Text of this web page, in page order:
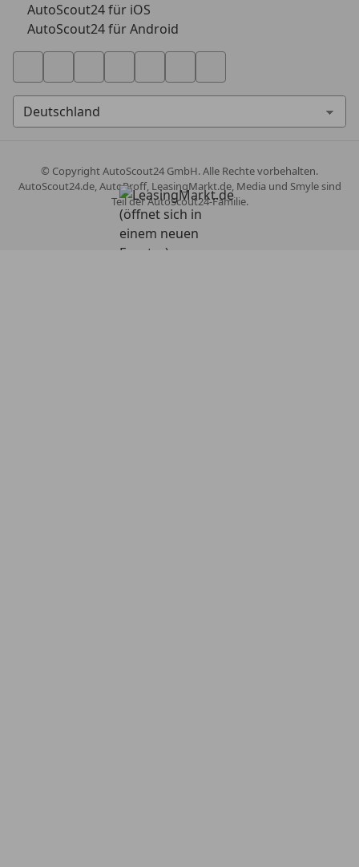
AutoScout24 für iOS
AutoScout24 für Android
© CopyrightAutoScout24 GmbH. Alle Rechte vorbehalten.
AutoScout24.de, AutoProff, LeasingMarkt.de, Media und Smyle sind
Teil der AutoScout24-Familie.